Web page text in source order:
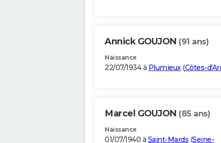
Annick GOUJON (91 ans)
Naissance
22/07/1934 à Plumieux(Côtes-
Marcel GOUJON (85 ans)
Naissance
01/07/1940 à Saint-Mards (Seine-